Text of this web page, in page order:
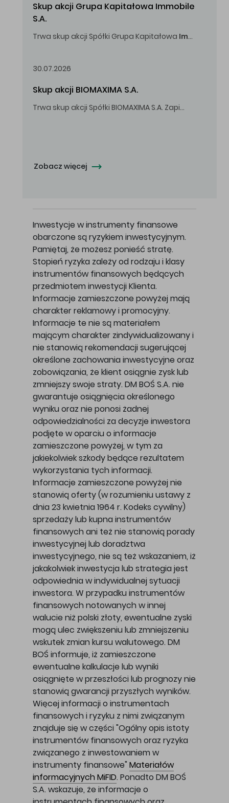
Skup akcji Grupa Kapitałowa Immobile
S.A.
Trwa skup akcji Spółki Grupa Kapitałowa Immobile
30.07.2026
Skup akcji BIOMAXIMA S.A.
Trwa skup akcji Spółki BIOMAXIMA S.A. Zapisy do 4 sierpnia 2026 r. do godz. 16.00.
Zobacz więcej
Inwestycje w instrumenty finansowe
obarczone są ryzykiem inwestycyjnym.
Pamiętaj, że możesz ponieść stratę.
Stopień ryzyka zależy od rodzaju i klasy
instrumentów finansowych będących
przedmiotem inwestycji Klienta.
Informacje zamieszczone powyżej mają
charakter reklamowy i promocyjny.
Informacje te nie są materiałem
mającym charakter zindywidualizowany i
nie stanowią rekomendacji sugerującej
określone zachowania inwestycyjne oraz
zobowiązania, że klient osiągnie zysk lub
zmniejszy swoje straty. DM BOŚ S.A. nie
gwarantuje osiągnięcia określonego
wyniku oraz nie ponosi żadnej
odpowiedzialności za decyzje inwestora
podjęte w oparciu o informacje
zamieszczone powyżej, w tym za
jakiekolwiek szkody będące rezultatem
wykorzystania tych informacji.
Informacje zamieszczone powyżej nie
stanowią oferty (w rozumieniu ustawy z
dnia 23 kwietnia 1964 r. Kodeks cywilny)
sprzedaży lub kupna instrumentów
finansowych ani też nie stanowią porady
inwestycyjnej lub doradztwa
inwestycyjnego, nie są też wskazaniem, iż
jakakolwiek inwestycja lub strategia jest
odpowiednia w indywidualnej sytuacji
inwestora. W przypadku instrumentów
finansowych notowanych w innej
walucie niż polski złoty, ewentualne zyski
mogą ulec zwiększeniu lub zmniejszeniu
wskutek zmian kursu walutowego. DM
BOŚ informuje, iż zamieszczone
ewentualne kalkulacje lub wyniki
osiągnięte w przeszłości lub prognozy nie
stanowią gwarancji przyszłych wyników.
Więcej informacji o instrumentach
finansowych i ryzyku z nimi związanym
znajduje się w części "Ogólny opis istoty
instrumentów finansowych oraz ryzyka
związanego z inwestowaniem w
instrumenty finansowe" Materiałów
informacyjnych MiFID. Ponadto DM BOŚ
S.A. wskazuje, że informacje o